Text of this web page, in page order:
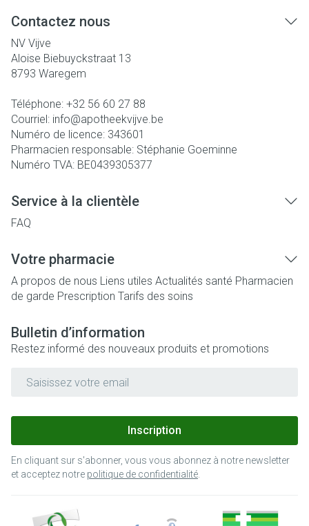
Contactez nous
NV Vijve
Aloise Biebuyckstraat 13
8793 Waregem
Téléphone: +32 56 60 27 88
Courriel: info@apotheekvijve.be
Numéro de licence: 343601
Pharmacien responsable: Stéphanie Goeminne
Numéro TVA: BE0439305377
Service à la clientèle
FAQ
Votre pharmacie
A propos de nous Liens utiles Actualités santé Pharmacien
de garde Prescription Tarifs des soins
Bulletin d’information
Restez informé des nouveaux produits et promotions
Inscription
En cliquant sur s'abonner, vous vous abonnez à notre newsletter
et acceptez notre politique de confidentialité